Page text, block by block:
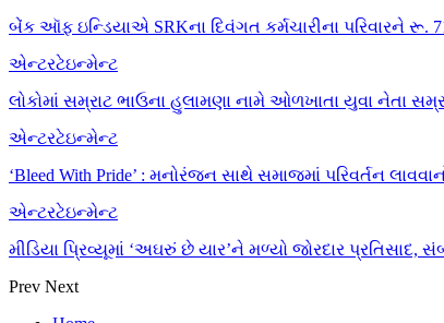
બેંક ઑફ ઇન્ડિયાએ SRKના દિવંગત કર્મચારીના પરિવારને રૂ.
એન્ટરટેઇન્મેન્ટ
લોકોમાં સમ્રાટ ભાઉના હુલામણા નામે ઓળખાતા યુવા નેતા
એન્ટરટેઇન્મેન્ટ
‘Bleed With Pride’ : મનોરંજન સાથે સમાજમાં પરિવર્તન
એન્ટરટેઇન્મેન્ટ
મીડિયા પ્રિવ્યૂમાં ‘અઘરું છે યાર’ને મળ્યો જોરદાર
Prev Next